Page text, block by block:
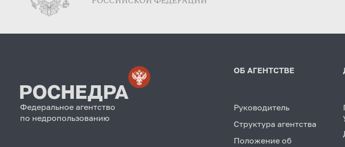
Федеральное агентство
по недропользованию
ОБ АГЕНТСТВЕ
Руководитель
Структура агентства
Положение об